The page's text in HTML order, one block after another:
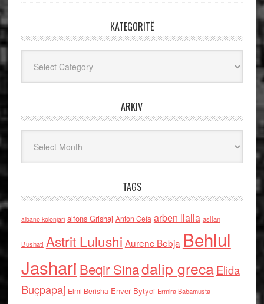
KATEGORITË
ARKIV
TAGS
albano kolonjari alfons Grishaj Anton Cefa arben llalla asllan
Bushati Astrit Lulushi Aurenc Bebja Behlul
Jashari Beqir Sinadalip grecaElida
Buçpapaj Elmi Berisha Enver Bytyci Ermira Babamusta